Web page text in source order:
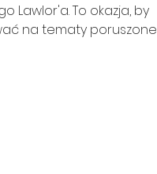
Lawlor'a. To okazja, by
na tematy poruszone